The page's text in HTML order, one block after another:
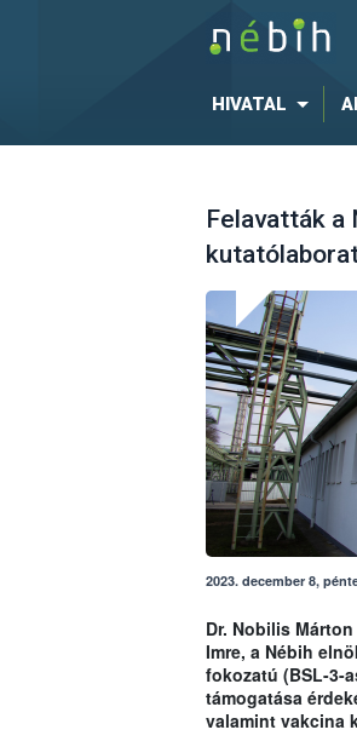
HIVATAL
Felavatták a
2023. december 8,
Dr. Nobilis
Imre, a Nébih
fokozatú (BSL-3-
támogatása
valamint vakcina